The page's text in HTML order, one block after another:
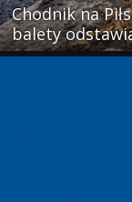
Chodnik na
balety